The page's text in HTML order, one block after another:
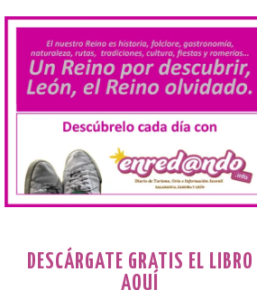
organización urbana y la
vida cotidiana del poblado
y contará con la participación de
estudiantes del grado en Historia. La
excavación se complementará con
actividades de divulgación abiertas […]
El Mercado Medieval abre
sus puertas en La Bañeza
con más de 60 puestos y
un amplio programa de
6 Ago 2026
La programación
DESCÁRGATE GRATIS EL LIBRO
AQUÍ